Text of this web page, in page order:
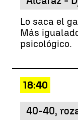
Lo saca el
Más
psicológico.
18:40
40-40,